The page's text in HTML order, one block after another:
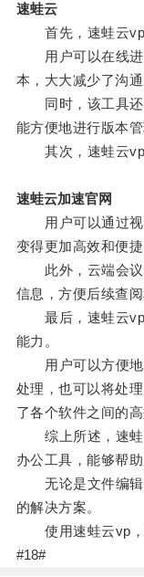
速蛙云
首先，速蛙云vp
用户可以在线进
本，大大减少了沟
同时，该工具还
能方便地进行版本管
其次，速蛙云vp
速蛙云加速官网
用户可以通过视
变得更加高效和便捷
此外，云端会议
信息，方便后续查阅
最后，速蛙云vp
能力。
用户可以方便地
处理，也可以将处
了各个软件之间的
综上所述，速蛙
办公工具，能够帮
无论是文件编辑
的解决方案。
使用速蛙云vp，
#18#